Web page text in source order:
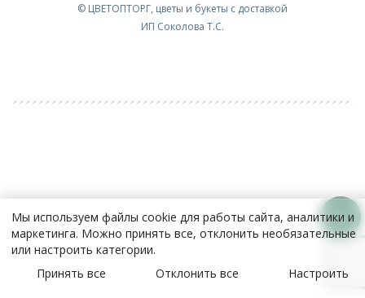
© ЦВЕТОПТОРГ, цветы и букеты с доставкой
ИП Соколова Т.С.
Мы используем файлы cookie для работы сайта, аналитики и
маркетинга. Можно принять все, отклонить необязательные
или настроить категории.
Принять все
Отклонить все Настроить